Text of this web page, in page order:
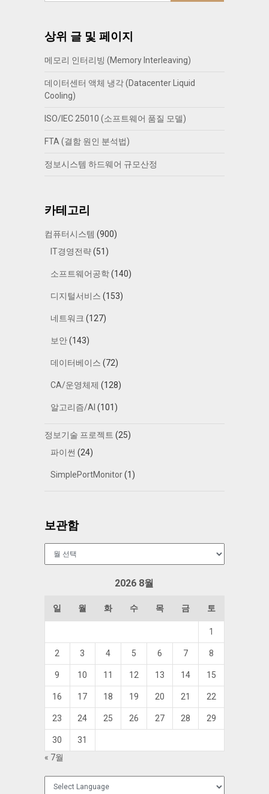
상위 글 및 페이지
메모리 인터리빙 (Memory Interleaving)
데이터센터 액체 냉각 (Datacenter Liquid
Cooling)
ISO/IEC 25010 (소프트웨어 품질 모델)
FTA (결함 원인 분석법)
정보시스템 하드웨어 규모산정
카테고리
컴퓨터시스템 (900)
IT경영전략(51)
소프트웨어공학(140)
디지털서비스 (153)
네트워크 (127)
보안(143)
데이터베이스 (72)
CA/운영체제 (128)
알고리즘/AI (101)
정보기술 프로젝트 (25)
파이썬 (24)
SimplePortMonitor(1)
보관함
2026 8월
일 월 화 수 목 금 토
1
2 3 4 5 6 7 8
9 10 11 12 13 14 15
16 17 18 19 20 21 22
23 24 25 26 27 28 29
30
31
« 7월